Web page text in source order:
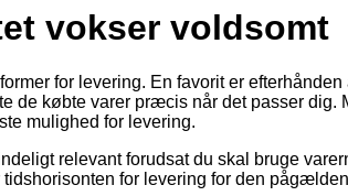
vokser voldsomt
for levering. En favorit er
de købte varer præcis når det passer dig.
mulighed for levering.
relevant forudsat du skal bruge
for levering for den